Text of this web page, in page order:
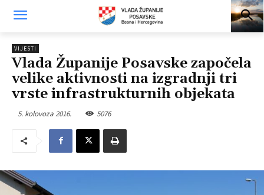
VIJESTI
Vlada Županije Posavske započela
velike aktivnosti na izgradnji tri
vrste infrastrukturnih objekata
5. kolovoza 2016. 5076